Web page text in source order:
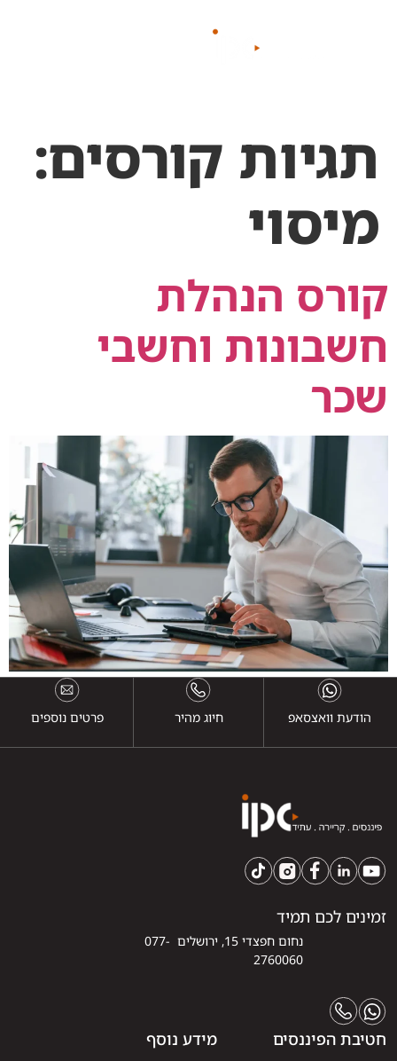
תגיות קורסים:
מיסוי
קורס הנהלת
חשבונות וחשבי
שכר
הודעת וואצסאפ חיוג מהיר פרטים נוספים
זמינים לכם תמיד
נחום חפצדי 15, ירושלים 077-
2760060
חטיבת הפיננסים מידע נוסף